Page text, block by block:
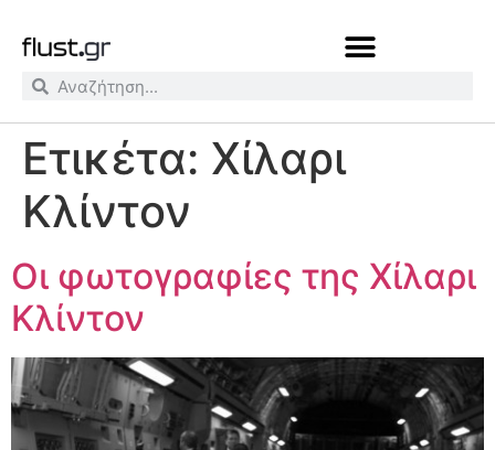
Ετικέτα: Χίλαρι
Κλίντον
Οι φωτογραφίες της Χίλαρι
Κλίντον